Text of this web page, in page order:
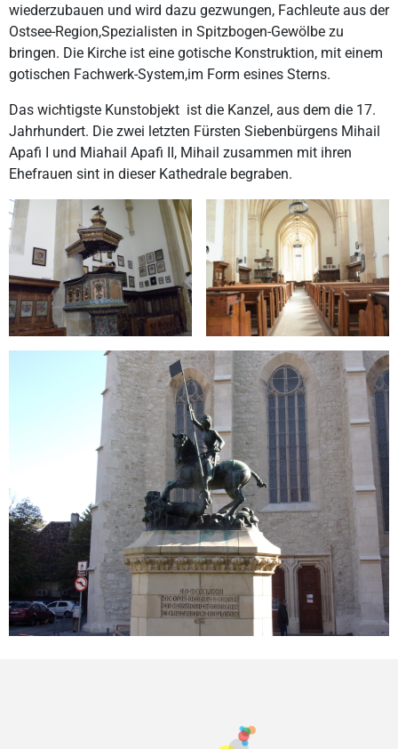
wiederzubauen und wird dazu gezwungen, Fachleute aus der
Ostsee-Region,Spezialisten in Spitzbogen-Gewölbe zu
bringen. Die Kirche ist eine gotische Konstruktion, mit einem
gotischen Fachwerk-System,im Form esines Sterns.
Das wichtigste Kunstobjekt ist die Kanzel, aus dem die 17.
Jahrhundert. Die zwei letzten Fürsten Siebenbürgens Mihail
Apafi I und Miahail Apafi II, Mihail zusammen mit ihren
Ehefrauen sint in dieser Kathedrale begraben.